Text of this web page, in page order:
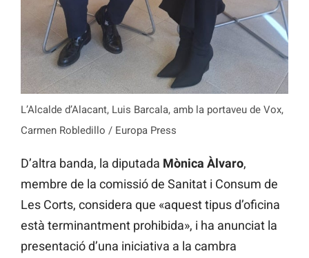
L’Alcalde d’Alacant, Luis Barcala, amb la portaveu de Vox,
Carmen Robledillo / Europa Press
D’altra banda, la diputada Mònica Àlvaro,
membre de la comissió de Sanitat i Consum de
Les Corts, considera que «aquest tipus d’oficina
està terminantment prohibida», i ha anunciat la
presentació d’una iniciativa a la cambra